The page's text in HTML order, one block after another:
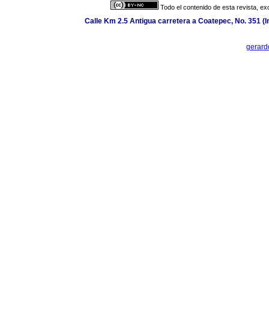
Todo el contenido de esta revista,
Calle Km 2.5 Antigua carretera a Coatepec, No. 351